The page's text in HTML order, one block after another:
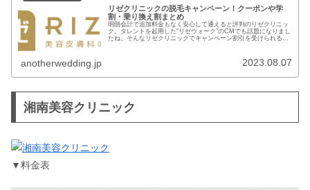
リゼクリニックの脱毛キャンペーン！クーポンや学
割・乗り換え割まとめ
明朗会計で追加料金もなく安心して通えると評判のリゼクリニッ
ク。タレントを起用した“リゼウォーク”のCMでも話題になりまし
たね。そんなリゼクリニックでキャンペーン割引を受けられるの
anotherwedding.jp 2023.08.07
湘南美容クリニック
▼料金表